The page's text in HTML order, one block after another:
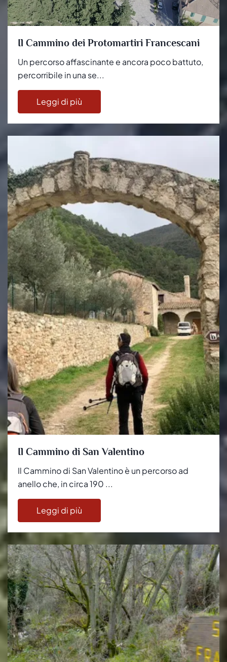
Il Cammino dei Protomartiri Francescani
Un percorso affascinante e ancora poco battuto,
percorribile in una se...
Leggi di più
Il Cammino di San Valentino
Il Cammino di San Valentino è un percorso ad
anello che, in circa 190 ...
Leggi di più